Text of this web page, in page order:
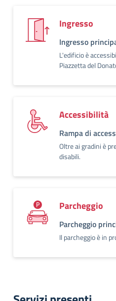
Ingresso
Ingresso
L'edificio è
Piazzetta del
Accessibilità
Rampa di
Oltre ai gradini è
disabili.
Parcheggio
Parcheggio
Il parcheggio è in